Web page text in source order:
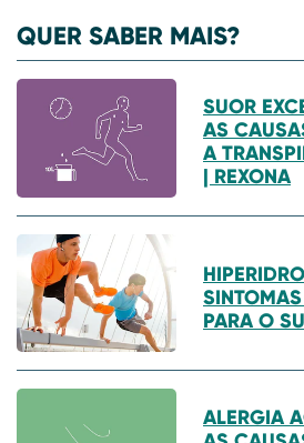
QUER SABER MAIS?
SUOR
AS
A
| REXONA
PARA O
ALERGIA